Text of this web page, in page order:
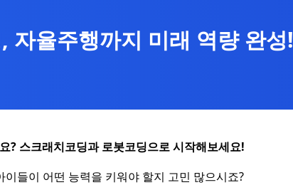
자율주행까지 미래 역량 완성!
? 스크래치코딩과 로봇코딩으로 시작해보세요!
들이 어떤 능력을 키워야 할지 고민 많으시죠?